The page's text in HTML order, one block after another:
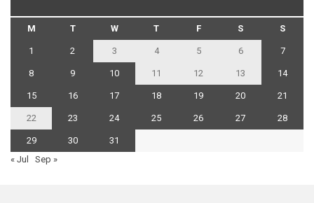
M T W T F S S
1 2 3 4 5 6 7
8 9 10 11 12 13 14
15 16 17 18 19 20 21
22 23 24 25 26 27 28
29 30
31
« Jul
Sep »